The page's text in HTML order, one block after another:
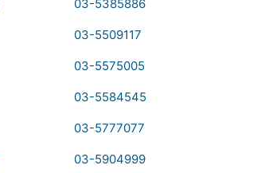
03-5385886
03-5509117
03-5575005
03-5584545
03-5777077
03-5904999